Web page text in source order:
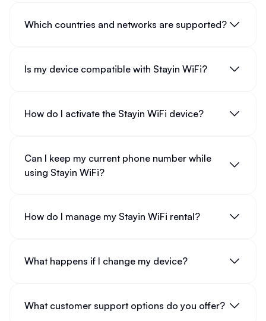
Which countries and networks are supported?
Is my device compatible with Stayin WiFi?
How do I activate the Stayin WiFi device?
Can I keep my current phone number while
using Stayin WiFi?
How do I manage my Stayin WiFi rental?
What happens if I change my device?
What customer support options do you offer?